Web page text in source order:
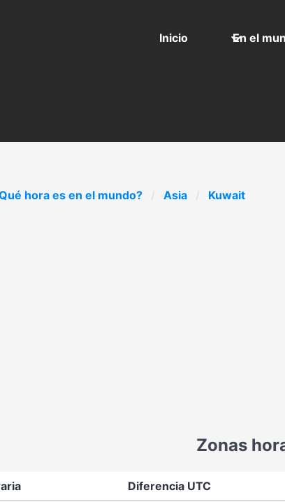
Inicio En el
hora es en el mundo? Asia Kuwait
Zonas
Diferencia UTC